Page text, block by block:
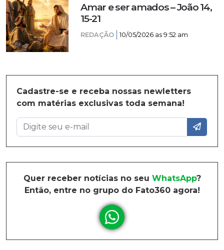
Amar e ser amados – João 14,
15-21
REDAÇÃO 10/05/2026 as 9:52 am
Cadastre-se e receba nossas newletters
com matérias exclusivas toda semana!
Quer receber notícias no seu WhatsApp?
Então, entre no grupo do Fato360 agora!